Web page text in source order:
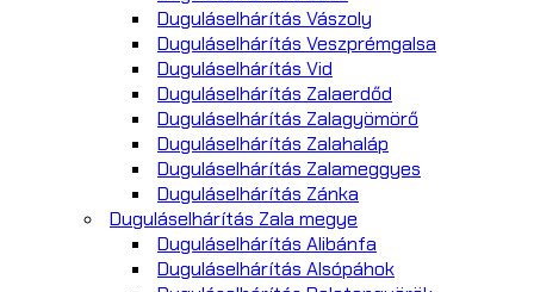
Duguláselhárítás Vászoly
Duguláselhárítás Veszprémgalsa
Duguláselhárítás Vid
Duguláselhárítás Zalaerdőd
Duguláselhárítás Zalagyömörő
Duguláselhárítás Zalahaláp
Duguláselhárítás Zalameggyes
Duguláselhárítás Zánka
Duguláselhárítás Zala megye
Duguláselhárítás Alibánfa
Duguláselhárítás Alsópáhok